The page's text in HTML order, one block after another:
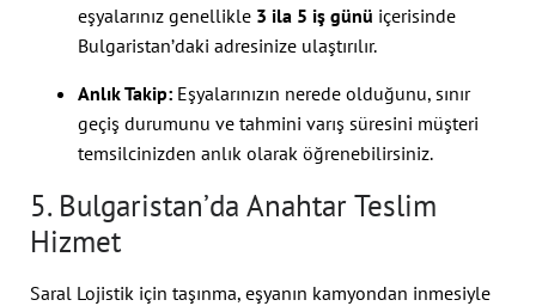
eşyalarınız genellikle 3 ila 5 iş günü içerisinde
Bulgaristan’daki adresinize ulaştırılır.
Anlık Takip: Eşyalarınızın nerede olduğunu, sınır
geçiş durumunu ve tahmini varış süresini müşteri
temsilcinizden anlık olarak öğrenebilirsiniz.
5. Bulgaristan’da Anahtar Teslim
Hizmet
Saral Lojistik için taşınma, eşyanın kamyondan inmesiyle